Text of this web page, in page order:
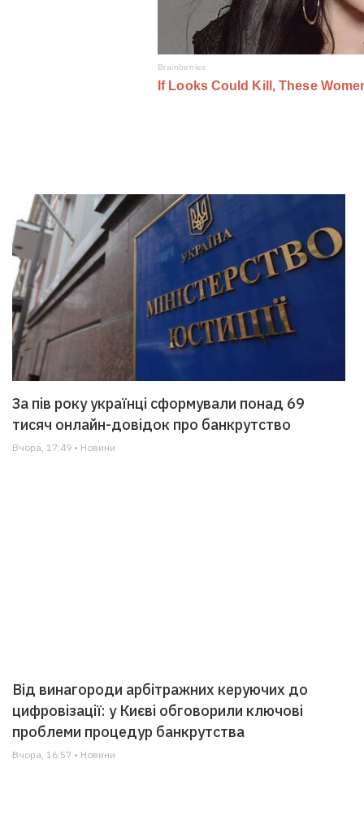
За пів року українці сформували понад 69
тисяч онлайн-довідок про банкрутство
Вчора, 17:49 • Новини
Від винагороди арбітражних керуючих до
цифровізації: у Києві обговорили ключові
проблеми процедур банкрутства
Вчора, 16:57 • Новини